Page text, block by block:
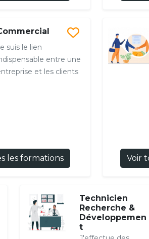
suis le lien
entre une
et les clients
les formations Voir
Technicien
Recherche &
Développemen
t